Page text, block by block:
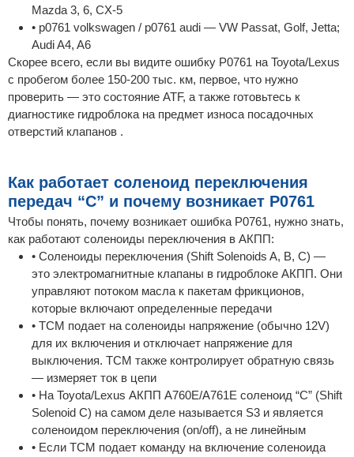
Mazda 3, 6, CX-5
• p0761 volkswagen / p0761 audi — VW Passat, Golf, Jetta;
Audi A4, A6
Скорее всего, если вы видите ошибку P0761 на Toyota/Lexus
с пробегом более 150-200 тыс. км, первое, что нужно
проверить — это состояние ATF, а также готовьтесь к
диагностике гидроблока на предмет износа посадочных
отверстий клапанов .
Как работает соленоид переключения
передач “C” и почему возникает P0761
Чтобы понять, почему возникает ошибка P0761, нужно знать,
как работают соленоиды переключения в АКПП:
• Соленоиды переключения (Shift Solenoids A, B, C) —
это электромагнитные клапаны в гидроблоке АКПП. Они
управляют потоком масла к пакетам фрикционов,
которые включают определенные передачи
• TCM подает на соленоиды напряжение (обычно 12V)
для их включения и отключает напряжение для
выключения. TCM также контролирует обратную связь
— измеряет ток в цепи
• На Toyota/Lexus АКПП A760E/A761E соленоид “C” (Shift
Solenoid C) на самом деле называется S3 и является
соленоидом переключения (on/off), а не линейным
• Если TCM подает команду на включение соленоида